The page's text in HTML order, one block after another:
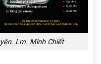
Lm. Minh Chiết